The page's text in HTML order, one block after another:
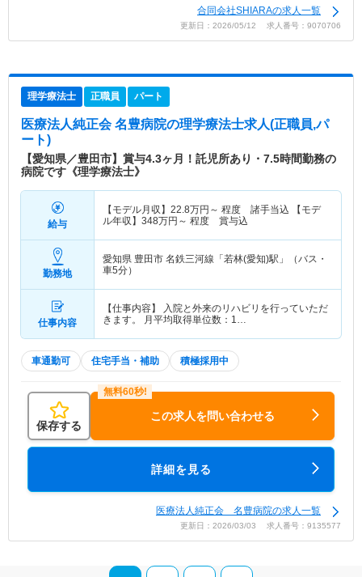
合同会社SHIARAの求人一覧
更新日：2026/05/12 求人番号：9070706
理学療法士 正職員 パート
医療法人純正会 名豊病院の理学療法士求人(正職員,パ
ート)
【愛知県／豊田市】賞与4.3ヶ月！託児所あり・7.5時間勤務の
病院です《理学療法士》
給与
【モデル月収】 22.8万円～ 程度 諸手当込 【モデ
ル年収】 348万円～ 程度 賞与込
勤務地
愛知県 豊田市 名鉄三河線「若林(愛知)駅」（バス・
車5分）
仕事内容
【仕事内容】 入院と外来のリハビリを行っていただ
きます。 月平均取得単位数：1…
車通勤可 住宅手当・補助 積極採用中
保存する
この求人を問い合わせる
詳細を見る
医療法人純正会 名豊病院の求人一覧
更新日：2026/03/03 求人番号：9135577